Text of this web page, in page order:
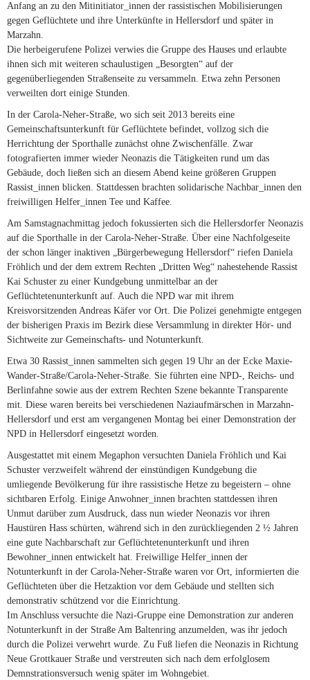
Anfang an zu den Mitinitiator_innen der rassistischen Mobilisierungen
gegen Geflüchtete und ihre Unterkünfte in Hellersdorf und später in
Marzahn.
Die herbeigerufene Polizei verwies die Gruppe des Hauses und erlaubte
ihnen sich mit weiteren schaulustigen „Besorgten“ auf der
gegenüberliegenden Straßenseite zu versammeln. Etwa zehn Personen
verweilten dort einige Stunden.
In der Carola-Neher-Straße, wo sich seit 2013 bereits eine
Gemeinschaftsunterkunft für Geflüchtete befindet, vollzog sich die
Herrichtung der Sporthalle zunächst ohne Zwischenfälle. Zwar
fotografierten immer wieder Neonazis die Tätigkeiten rund um das
Gebäude, doch ließen sich an diesem Abend keine größeren Gruppen
Rassist_innen blicken. Stattdessen brachten solidarische Nachbar_innen den
freiwilligen Helfer_innen Tee und Kaffee.
Am Samstagnachmittag jedoch fokussierten sich die Hellersdorfer Neonazis
auf die Sporthalle in der Carola-Neher-Straße. Über eine Nachfolgeseite
der schon länger inaktiven „Bürgerbewegung Hellersdorf“ riefen Daniela
Fröhlich und der dem extrem Rechten „Dritten Weg“ nahestehende Rassist
Kai Schuster zu einer Kundgebung unmittelbar an der
Geflüchtetenunterkunft auf. Auch die NPD war mit ihrem
Kreisvorsitzenden Andreas Käfer vor Ort. Die Polizei genehmigte entgegen
der bisherigen Praxis im Bezirk diese Versammlung in direkter Hör- und
Sichtweite zur Gemeinschafts- und Notunterkunft.
Etwa 30 Rassist_innen sammelten sich gegen 19 Uhr an der Ecke Maxie-
Wander-Straße/Carola-Neher-Straße. Sie führten eine NPD-, Reichs- und
Berlinfahne sowie aus der extrem Rechten Szene bekannte Transparente
mit. Diese waren bereits bei verschiedenen Naziaufmärschen in Marzahn-
Hellersdorf und erst am vergangenen Montag bei einer Demonstration der
NPD in Hellersdorf eingesetzt worden.
Ausgestattet mit einem Megaphon versuchten Daniela Fröhlich und Kai
Schuster verzweifelt während der einstündigen Kundgebung die
umliegende Bevölkerung für ihre rassistische Hetze zu begeistern – ohne
sichtbaren Erfolg. Einige Anwohner_innen brachten stattdessen ihren
Unmut darüber zum Ausdruck, dass nun wieder Neonazis vor ihren
Haustüren Hass schürten, während sich in den zurückliegenden 2 ½ Jahren
eine gute Nachbarschaft zur Geflüchtetenunterkunft und ihren
Bewohner_innen entwickelt hat. Freiwillige Helfer_innen der
Notunterkunft in der Carola-Neher-Straße waren vor Ort, informierten die
Geflüchteten über die Hetzaktion vor dem Gebäude und stellten sich
demonstrativ schützend vor die Einrichtung.
Im Anschluss versuchte die Nazi-Gruppe eine Demonstration zur anderen
Notunterkunft in der Straße Am Baltenring anzumelden, was ihr jedoch
durch die Polizei verwehrt wurde. Zu Fuß liefen die Neonazis in Richtung
Neue Grottkauer Straße und verstreuten sich nach dem erfolglosem
Demnstrationsversuch wenig später im Wohngebiet.